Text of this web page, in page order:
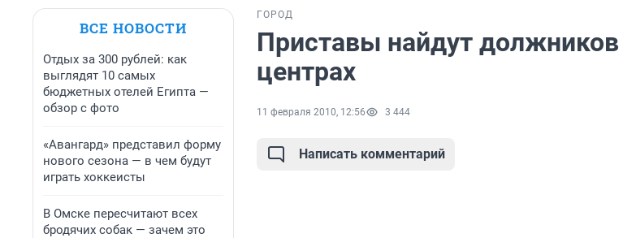
ВСЕ НОВОСТИ
Отдых за 300 рублей: как
выглядят 10 самых
бюджетных отелей Египта —
обзор с фото
«Авангард» представил форму
нового сезона — в чем будут
играть хоккеисты
В Омске пересчитают всех
бродячих собак — зачем это
ГОРОД
Приставы найдут
центрах
11 февраля 2010, 12:56 3 444
Написать комментарий